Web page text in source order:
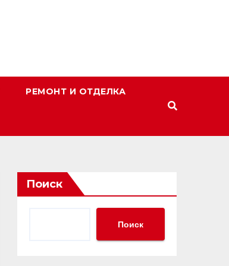
РЕМОНТ И ОТДЕЛКА
Поиск
Поиск